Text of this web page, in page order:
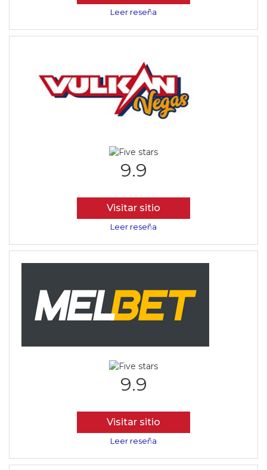
Leer reseña
9.9
Visitar sitio
Leer reseña
9.9
Visitar sitio
Leer reseña